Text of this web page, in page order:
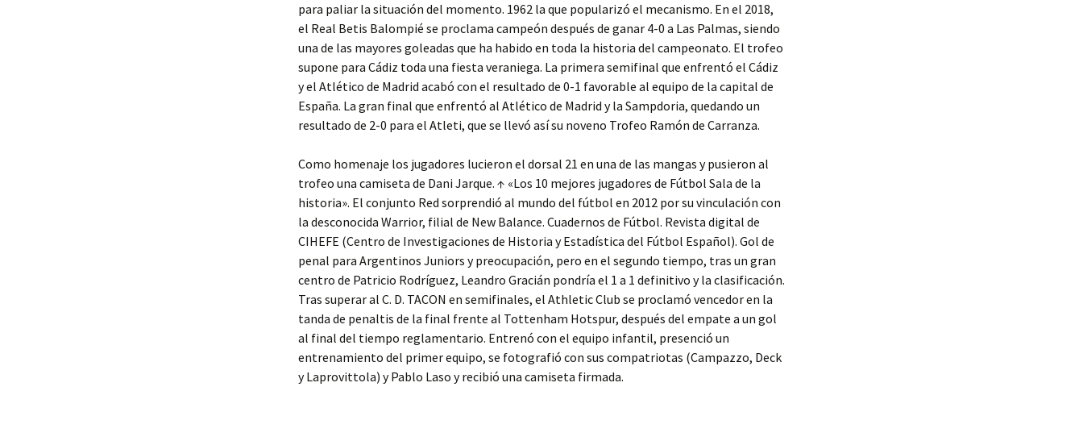
para paliar la situación del momento. 1962 la que popularizó el mecanismo. En el 2018,
el Real Betis Balompié se proclama campeón después de ganar 4-0 a Las Palmas, siendo
una de las mayores goleadas que ha habido en toda la historia del campeonato. El trofeo
supone para Cádiz toda una fiesta veraniega. La primera semifinal que enfrentó el Cádiz
y el Atlético de Madrid acabó con el resultado de 0-1 favorable al equipo de la capital de
España. La gran final que enfrentó al Atlético de Madrid y la Sampdoria, quedando un
resultado de 2-0 para el Atleti, que se llevó así su noveno Trofeo Ramón de Carranza.
Como homenaje los jugadores lucieron el dorsal 21 en una de las mangas y pusieron al
trofeo una camiseta de Dani Jarque. ↑ «Los 10 mejores jugadores de Fútbol Sala de la
historia». El conjunto Red sorprendió al mundo del fútbol en 2012 por su vinculación con
la desconocida Warrior, filial de New Balance. Cuadernos de Fútbol. Revista digital de
CIHEFE (Centro de Investigaciones de Historia y Estadística del Fútbol Español). Gol de
penal para Argentinos Juniors y preocupación, pero en el segundo tiempo, tras un gran
centro de Patricio Rodríguez, Leandro Gracián pondría el 1 a 1 definitivo y la clasificación.
Tras superar al C. D. TACON en semifinales, el Athletic Club se proclamó vencedor en la
tanda de penaltis de la final frente al Tottenham Hotspur, después del empate a un gol
al final del tiempo reglamentario. Entrenó con el equipo infantil, presenció un
entrenamiento del primer equipo, se fotografió con sus compatriotas (Campazzo, Deck
y Laprovittola) y Pablo Laso y recibió una camiseta firmada.